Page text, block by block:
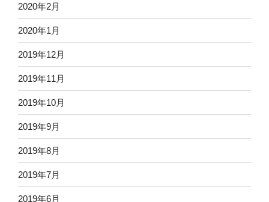
2020年2月
2020年1月
2019年12月
2019年11月
2019年10月
2019年9月
2019年8月
2019年7月
2019年6月